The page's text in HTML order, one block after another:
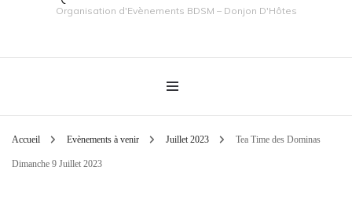
Organisation d'Evènements BDSM – Donjon D'Hôtes
Accueil Evènements à venir Juillet 2023 Tea Time des Dominas
Dimanche 9 Juillet 2023